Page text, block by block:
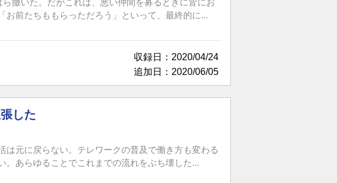
撒いた。だがこれは、悪い仲間を募るときに皆にお
前たちももらっただろう」といって、最終的に...
収録日：2020/04/24
追加日：2020/06/05
した
元に戻らない。テレワークの普及で働き方も変わる
あらゆることでこれまでの流れをぶち壊した...